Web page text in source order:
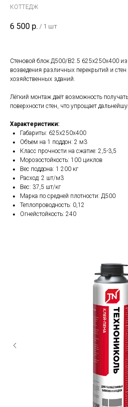
КОТТЕДЖ
6 500 р. / 1 шт
Стеновой блок Д500/В2.5 625x250x400 из
возведения различных перекрытий и
хозяйственных зданий.
Лёгкий монтаж даёт возможность
поверхности стен, что упрощает
Характеристики:
Габариты: 625х250х400
Объем на 1 поддон: 2 м3
Класс прочности на сжатие: 2,5-3,5
Морозостойкость: 100 циклов
Вес поддона: 1 200 кг
Расход: 2 шт/м3
Вес: 37,5 шт/кг
Марка по средней плотности: Д500
Теплопроводность: 0,12
Огнейстойкость: 240